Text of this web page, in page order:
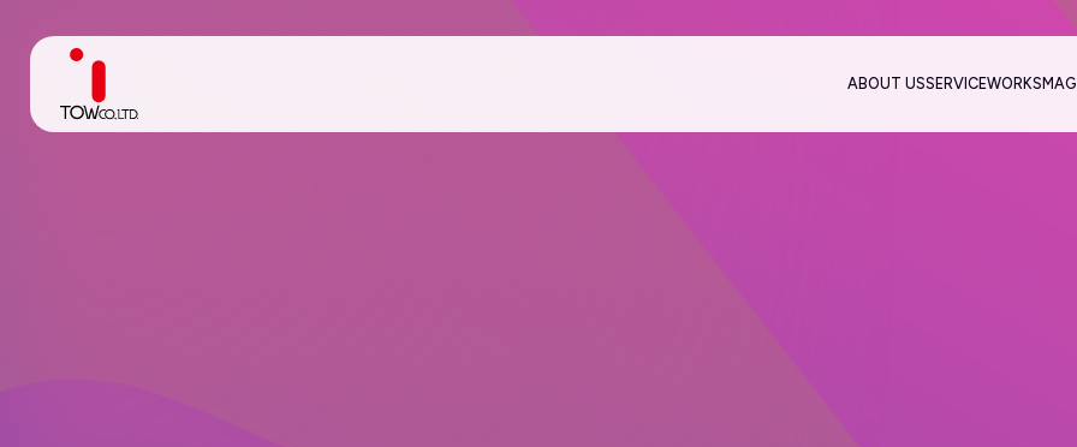
ABOUT USSERVICEWORKS